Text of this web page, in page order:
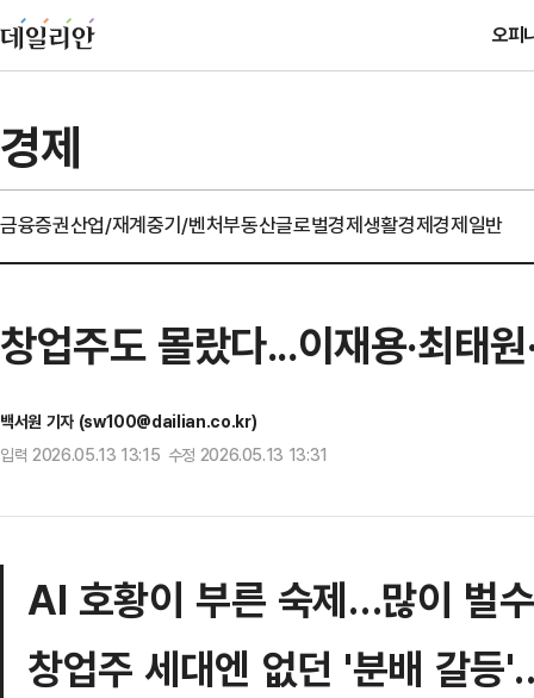
오피
경제
금융증권산업/재계중기/벤처부동산글로벌경제생활경제경제일반
창업주도 몰랐다...이재용·최태
백서원 기자 (sw100@dailian.co.kr)
입력 2026.05.13 13:15 수정 2026.05.13 13:31
AI 호황이 부른 숙제…많이 벌
창업주 세대엔 없던 '분배 갈등